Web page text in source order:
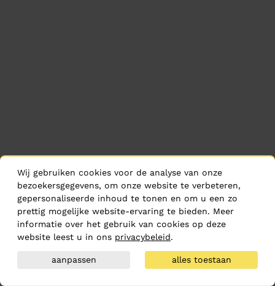
Wij gebruiken cookies voor de analyse van onze
bezoekersgegevens, om onze website te verbeteren,
gepersonaliseerde inhoud te tonen en om u een zo
prettig mogelijke website-ervaring te bieden. Meer
informatie over het gebruik van cookies op deze
website leest u in ons privacybeleid.
aanpassen alles toestaan